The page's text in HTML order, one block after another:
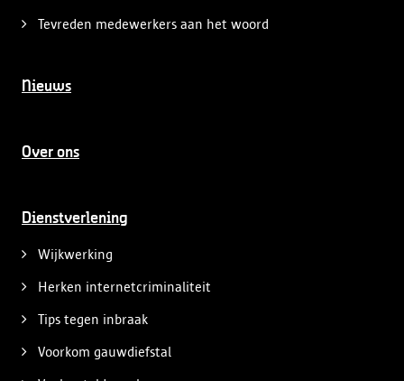
Tevreden medewerkers aan het woord
Nieuws
Over ons
Dienstverlening
Wijkwerking
Herken internetcriminaliteit
Tips tegen inbraak
Voorkom gauwdiefstal